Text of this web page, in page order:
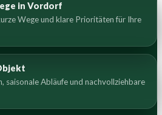
in Vordorf
Wege und klare Prioritäten für Ihre
saisonale Abläufe und nachvollziehbare